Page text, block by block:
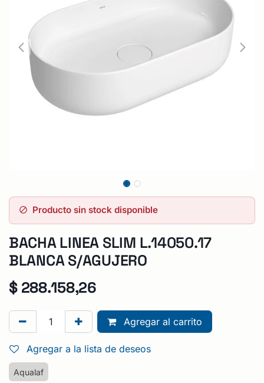
Producto sin stock disponible
BACHA LINEA SLIM L.14050.17
BLANCA S/AGUJERO
$ 288.158,26
Agregar al carrito
Agregar a la lista de deseos
Aqualaf